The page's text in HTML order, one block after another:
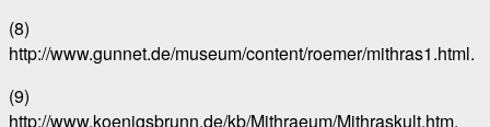
(8)
http://www.gunnet.de/museum/content/roemer/mithras1.html.
(9)
http://www.koenigsbrunn.de/kb/Mithraeum/Mithraskult.htm.